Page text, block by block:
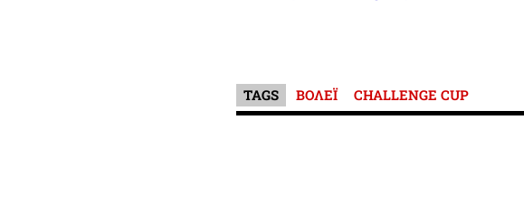
TAGS ΒΟΛΕΪ CHALLENGE CUP